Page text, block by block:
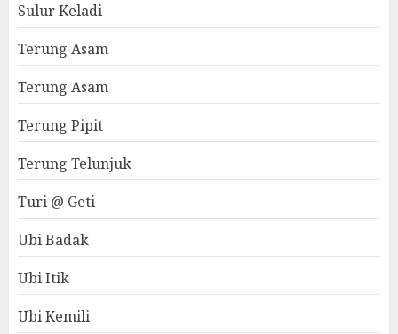
Sulur Keladi
Terung Asam
Terung Asam
Terung Pipit
Terung Telunjuk
Turi @ Geti
Ubi Badak
Ubi Itik
Ubi Kemili